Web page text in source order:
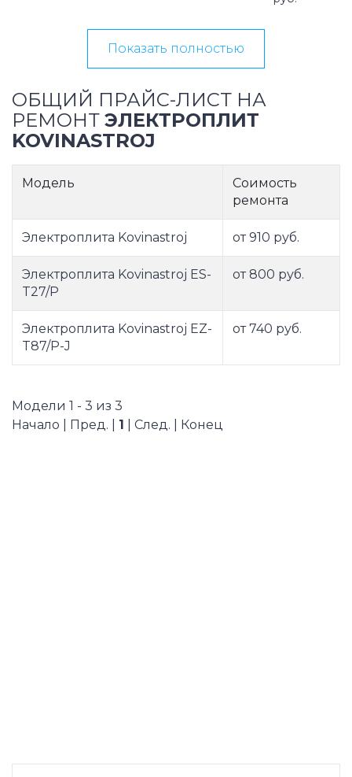
Показать полностью
ОБЩИЙ ПРАЙС-ЛИСТ НА
РЕМОНТ ЭЛЕКТРОПЛИТ
KOVINASTROJ
Модель
Соимость
ремонта
Электроплита Kovinastroj от 910 руб.
Электроплита Kovinastroj ES-
T27/P
от 800 руб.
Электроплита Kovinastroj EZ-
T87/P-J
от 740 руб.
Модели 1 - 3 из 3
Начало | Пред. | 1 | След. | Конец